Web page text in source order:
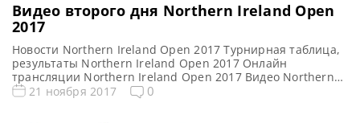
Видео второго дня Northern Ireland Open
2017
Новости Northern Ireland Open 2017 Турнирная таблица,
результаты Northern Ireland Open 2017 Онлайн
трансляции Northern Ireland Open 2017 Видео Northern
Ireland Open 2017 Видео матча Аллистер Картер — Чэнь
21 ноября 2017 0